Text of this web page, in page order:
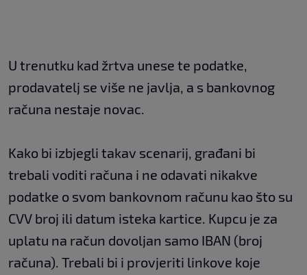
U trenutku kad žrtva unese te podatke,
prodavatelj se više ne javlja, a s bankovnog
računa nestaje novac.
Kako bi izbjegli takav scenarij, građani bi
trebali voditi računa i ne odavati nikakve
podatke o svom bankovnom računu kao što su
CVV broj ili datum isteka kartice. Kupcu je za
uplatu na račun dovoljan samo IBAN (broj
računa). Trebali bi i provjeriti linkove koje